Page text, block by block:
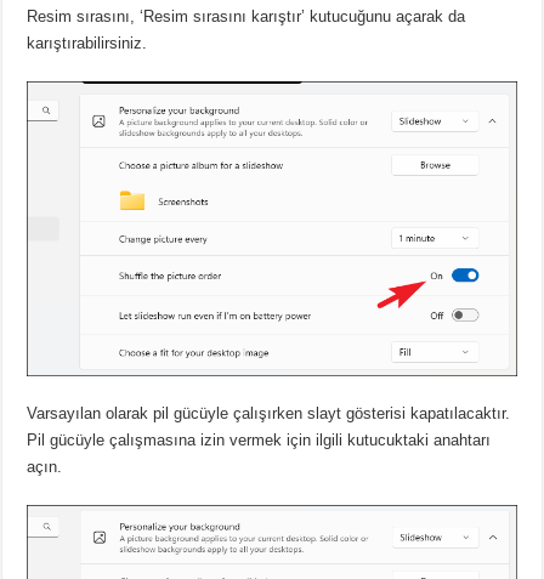
Resim sırasını, ‘Resim sırasını karıştır’ kutucuğunu açarak da
karıştırabilirsiniz.
Varsayılan olarak pil gücüyle çalışırken slayt gösterisi kapatılacaktır.
Pil gücüyle çalışmasına izin vermek için ilgili kutucuktaki anahtarı
açın.